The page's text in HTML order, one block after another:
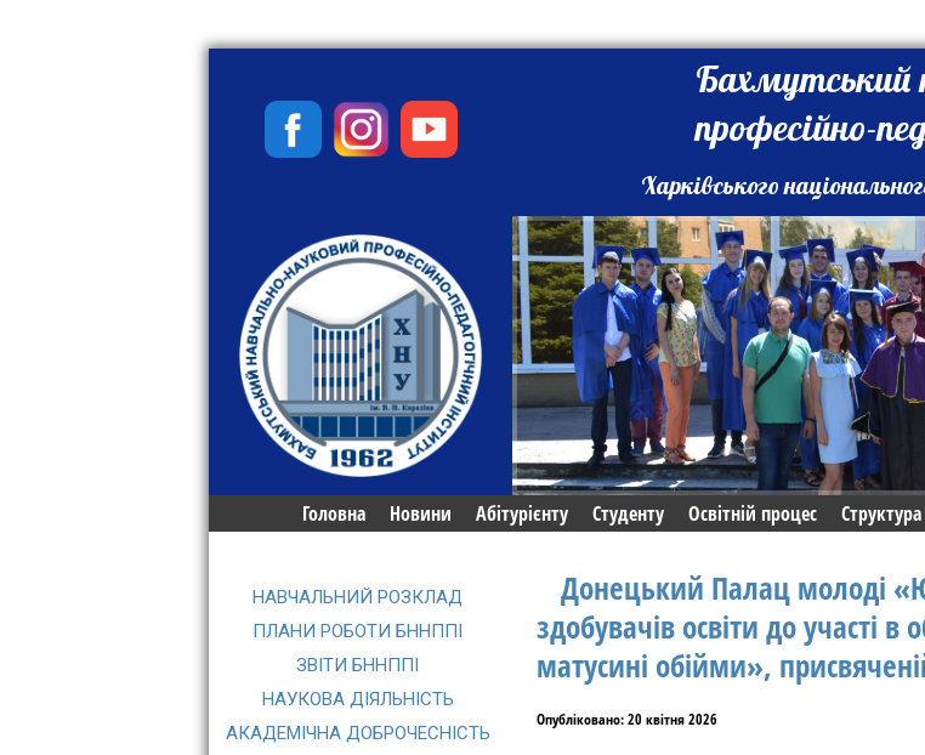
Бахмутський
професійно-
Харківського
Головна Новини Абітурієнту Студенту Освітній процес
Донецький Палац молоді
здобувачів освіти до участі в
матусині обійми»,
Опубліковано: 20 квітня 2026
НАВЧАЛЬНИЙ РОЗКЛАД
ПЛАНИ РОБОТИ БННППІ
ЗВІТИ БННППІ
НАУКОВА ДІЯЛЬНІСТЬ
АКАДЕМІЧНА ДОБРОЧЕСНІСТЬ